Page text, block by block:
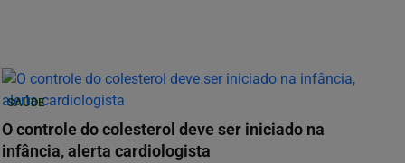
SAÚDE
O controle do colesterol deve ser iniciado na
infância, alerta cardiologista